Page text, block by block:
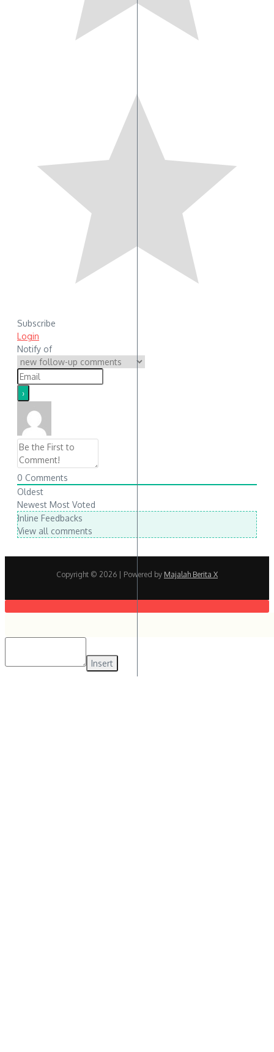
Subscribe
Login
Notify of
0 Comments
Oldest
Newest Most Voted
Inline Feedbacks
View all comments
Copyright © 2026 | Powered by Majalah Berita X
Insert